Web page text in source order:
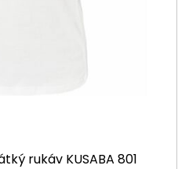
rukáv KUSABA 801